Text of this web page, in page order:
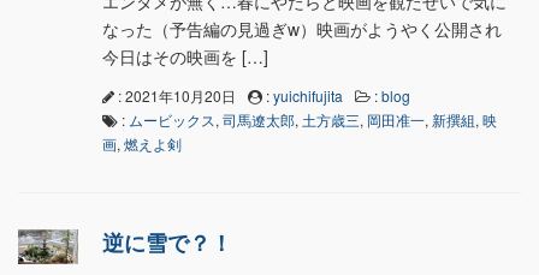
なった（予告編の見過ぎw）映画がようやく公開され
今日はその映画を […]
: 2021年10月20日 :yuichifujita :blog
: ムービックス, 司馬遼太郎, 土方歳三, 岡田准一, 新撰組, 映
画, 燃えよ剣
逆に雪で？！